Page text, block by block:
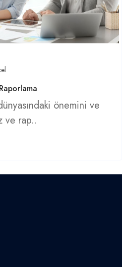
önemini ve
ve rap..